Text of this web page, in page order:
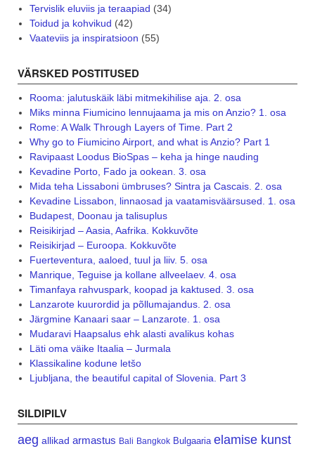
Tervislik eluviis ja teraapiad (34)
Toidud ja kohvikud (42)
Vaateviis ja inspiratsioon (55)
VÄRSKED POSTITUSED
Rooma: jalutuskäik läbi mitmekihilise aja. 2. osa
Miks minna Fiumicino lennujaama ja mis on Anzio? 1. osa
Rome: A Walk Through Layers of Time. Part 2
Why go to Fiumicino Airport, and what is Anzio? Part 1
Ravipaast Loodus BioSpas – keha ja hinge nauding
Kevadine Porto, Fado ja ookean. 3. osa
Mida teha Lissaboni ümbruses? Sintra ja Cascais. 2. osa
Kevadine Lissabon, linnaosad ja vaatamisväärsused. 1. osa
Budapest, Doonau ja talisuplus
Reisikirjad – Aasia, Aafrika. Kokkuvõte
Reisikirjad – Euroopa. Kokkuvõte
Fuerteventura, aaloed, tuul ja liiv. 5. osa
Manrique, Teguise ja kollane allveelaev. 4. osa
Timanfaya rahvuspark, koopad ja kaktused. 3. osa
Lanzarote kuurordid ja põllumajandus. 2. osa
Järgmine Kanaari saar – Lanzarote. 1. osa
Mudaravi Haapsalus ehk alasti avalikus kohas
Läti oma väike Itaalia – Jurmala
Klassikaline kodune letšo
Ljubljana, the beautiful capital of Slovenia. Part 3
SILDIPILV
aeg allikad armastus Bali Bangkok Bulgaaria elamise kunst